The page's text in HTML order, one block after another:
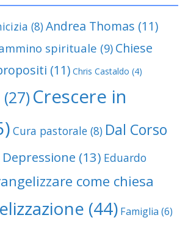
(8)Andrea Thomas (11)
spirituale (9) Chiese
(11) Chris Castaldo (4)
(27) Crescere in
Cura pastorale (8) Dal Corso
Depressione (13) Eduardo
come chiesa
(44) Famiglia (6)